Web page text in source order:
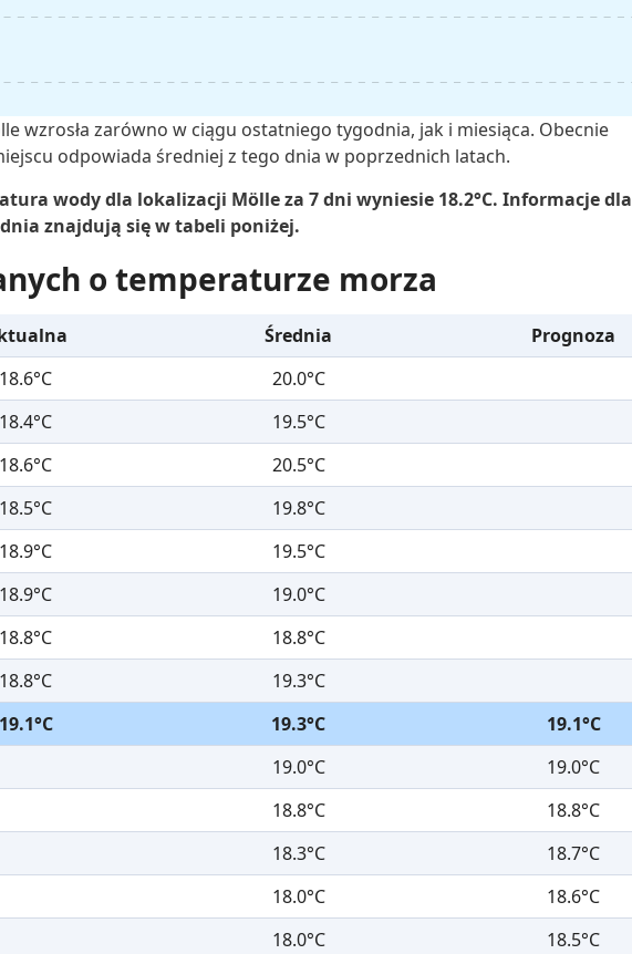
wzrosła zarówno w ciągu ostatniego tygodnia, jak i miesiąca. Obecnie
odpowiada średniej z tego dnia w poprzednich latach.
wody dla lokalizacji Mölle za 7 dni wyniesie 18.2°C. Informacje dla
znajdują się w tabeli poniżej.
o temperaturze morza
Średnia
Prognoza
18.6°C
20.0°C
18.4°C
19.5°C
18.6°C
20.5°C
18.5°C
19.8°C
18.9°C
19.5°C
18.9°C
19.0°C
18.8°C
18.8°C
18.8°C
19.3°C
19.1°C 19.3°C
19.1°C
19.0°C
19.0°C
18.8°C
18.8°C
18.3°C
18.7°C
18.0°C
18.6°C
18.0°C
18.5°C